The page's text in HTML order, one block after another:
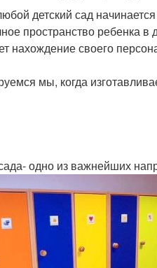
детский сад
пространство ребенка
нахождение своего
мы, когда
одно из важнейших